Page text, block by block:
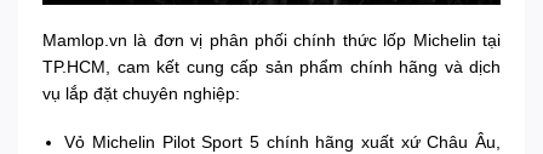
Mamlop.vn là đơn vị phân phối chính thức lốp Michelin tại
TP.HCM, cam kết cung cấp sản phẩm chính hãng và dịch
vụ lắp đặt chuyên nghiệp:
Vỏ Michelin Pilot Sport 5 chính hãng xuất xứ Châu Âu,